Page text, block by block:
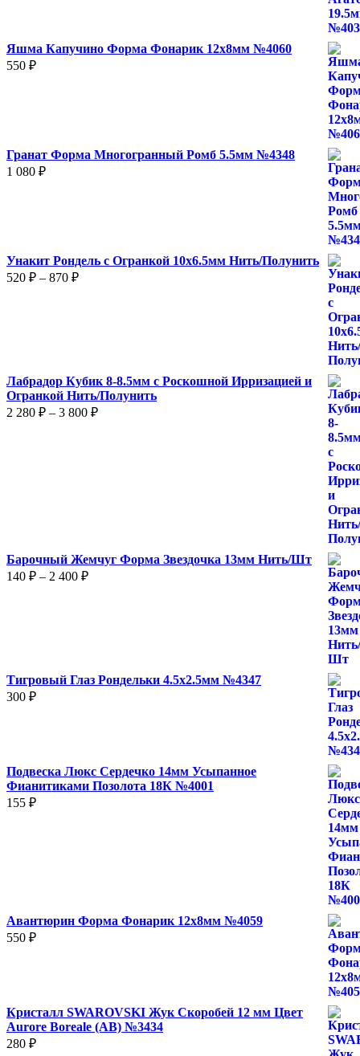
Яшма Капучино Форма Фонарик 12x8мм №4060
550 ₽
Гранат Форма Многогранный Ромб 5.5мм №4348
1 080 ₽
Унакит Рондель с Огранкой 10х6.5мм Нить/Полунить
520 ₽ – 870 ₽Диапазон
Лабрадор Кубик 8-8.5мм с Роскошной Ирризацией и
Огранкой Нить/Полунить
2 280 ₽ – 3 800 ₽Диапазон
Барочный Жемчуг Форма Звездочка 13мм Нить/Шт
140 ₽ – 2 400 ₽Диапазон
Тигровый Глаз Рондельки 4.5х2.5мм №4347
300 ₽
Подвеска Люкс Сердечко 14мм Усыпанное
Фианитиками Позолота 18К №4001
155 ₽
Авантюрин Форма Фонарик 12x8мм №4059
550 ₽
Кристалл SWAROVSKI Жук Скоробей 12 мм Цвет
Aurore Boreale (AB) №3434
280 ₽